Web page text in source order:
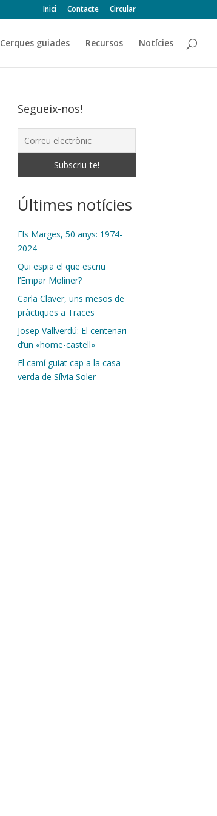
Inici Contacte Circular
Cerques guiades Recursos Notícies
Segueix-nos!
Últimes notícies
Els Marges, 50 anys: 1974-
2024
Qui espia el que escriu
l’Empar Moliner?
Carla Claver, uns mesos de
pràctiques a Traces
Josep Vallverdú: El centenari
d’un «home-castell»
El camí guiat cap a la casa
verda de Sílvia Soler